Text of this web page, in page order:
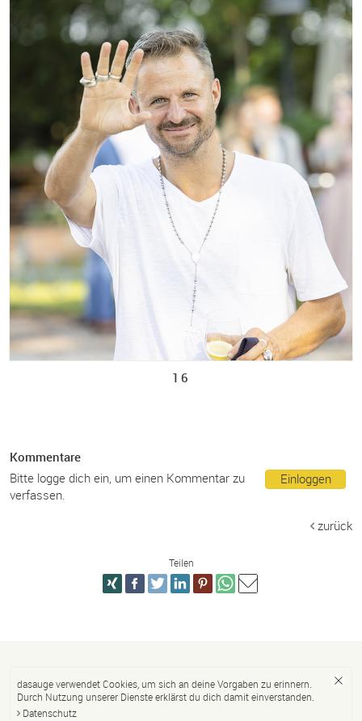
16
Kommentare
Einloggen
Bitte logge dich ein, um einen Kommentar zu
verfassen.
zurück
Teilen
dasauge verwendet Cookies, um sich an deine Vorgaben zu erinnern.
Durch Nutzung unserer Dienste erklärst du dich damit einverstanden.
Datenschutz